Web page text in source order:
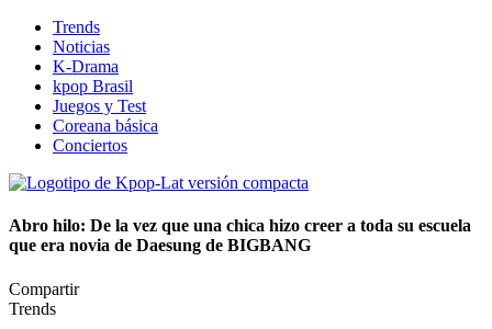
Trends
Noticias
K-Drama
kpop Brasil
Juegos y Test
Coreana básica
Conciertos
Abro hilo: De la vez que una chica hizo creer a toda su escuela
que era novia de Daesung de BIGBANG
Compartir
Trends